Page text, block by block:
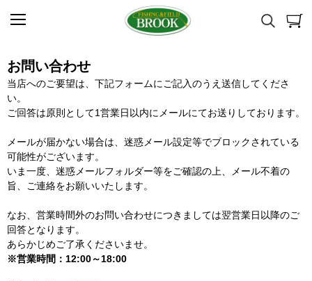
お問い合わせ
当店へのご要望は、下記フォームにご記入のうえ送信してくださ
い。
ご回答は原則として1営業日以内にメールにてお送りしております。
メールが届かない場合は、迷惑メール設定等でブロックされている
可能性がございます。
いま一度、迷惑メールフォルダー等をご確認の上、メール不着の
旨、ご連絡をお願いいたします。
なお、営業時間外のお問い合わせにつきましては翌営業日以降のご
回答となります。
あらかじめご了承くださいませ。
※営業時間：12:00～18:00